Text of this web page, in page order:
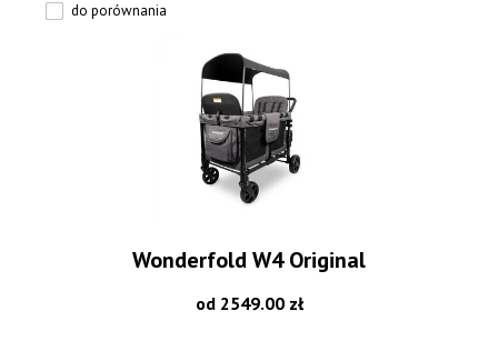
do porównania
Wonderfold W4 Original
od 2549.00 zł